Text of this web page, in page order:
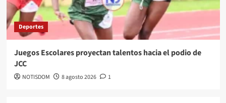
Deportes
Juegos Escolares proyectan talentos hacia el podio de
JCC
NOTISDOM 8 agosto 2026 1